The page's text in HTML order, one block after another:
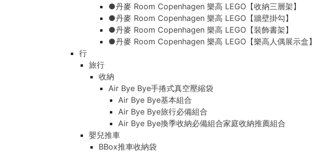
●丹麥 Room Copenhagen 樂高 LEGO【收納三層架】
●丹麥 Room Copenhagen 樂高 LEGO【牆壁掛勾】
●丹麥 Room Copenhagen 樂高 LEGO【裝飾書架】
●丹麥 Room Copenhagen 樂高 LEGO【樂高人偶展示盒】
行
旅行
收納
Air Bye Bye手捲式真空壓縮袋
Air Bye Bye基本組合
Air Bye Bye旅行必備組合
Air Bye Bye換季收納必備組合家庭收納推薦組合
嬰兒推車
BBox推車收納袋